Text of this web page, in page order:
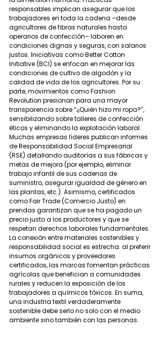
responsables implican asegurar que los
trabajadores en toda la cadena –desde
agricultores de fibras naturales hasta
operarios de confección– laboren en
condiciones dignas y seguras, con salarios
justos. Iniciativas como Better Cotton
Initiative (BCI) se enfocan en mejorar las
condiciones de cultivo de algodón y la
calidad de vida de los agricultores. Por su
parte, movimientos como Fashion
Revolution presionan para una mayor
transparencia sobre “¿Quién hizo mi ropa?”,
sensibilizando sobre talleres de confección
éticos y eliminando la explotación laboral.
Muchas empresas líderes publican informes
de Responsabilidad Social Empresarial
(RSE) detallando auditorías a sus fábricas y
metas de mejora (por ejemplo, eliminar
trabajo infantil de sus cadenas de
suministro, asegurar igualdad de género en
las plantas, etc.). Asimismo, certificados
como Fair Trade (Comercio Justo) en
prendas garantizan que se ha pagado un
precio justo a los productores y que se
respetan derechos laborales fundamentales.
La conexión entre materiales sostenibles y
responsabilidad social es estrecha: al preferir
insumos orgánicos y proveedores
certificados, las marcas fomentan prácticas
agrícolas que benefician a comunidades
rurales y reducen la exposición de los
trabajadores a químicos tóxicos. En suma,
una industria textil verdaderamente
sostenible debe serlo no solo con el medio
ambiente sino también con las personas.